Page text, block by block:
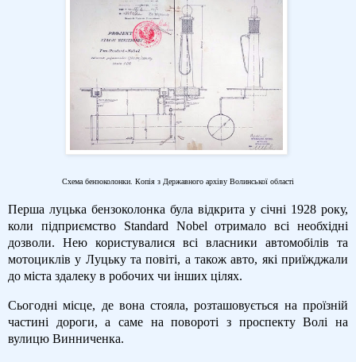
Схема бензоколонки. Копія з Державного архіву Волинської області
Перша луцька бензоколонка була відкрита у січні 1928 року,
коли підприємство Standard Nobel отримало всі необхідні
дозволи. Нею користувалися всі власники автомобілів та
мотоциклів у Луцьку та повіті, а також авто, які приїжджали
до міста здалеку в робочих чи інших цілях.
Сьогодні місце, де вона стояла, розташовується на проїзній
частині дороги, а саме на повороті з проспекту Волі на
вулицю Винниченка.